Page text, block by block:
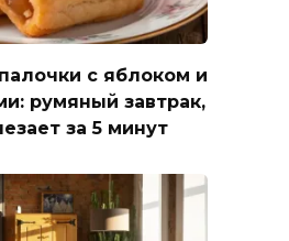
с яблоком и
румяный завтрак,
за 5 минут